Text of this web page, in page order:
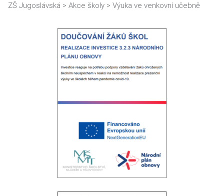
ZŠ Jugoslávská > Akce školy > Výuka ve venkovní učebně